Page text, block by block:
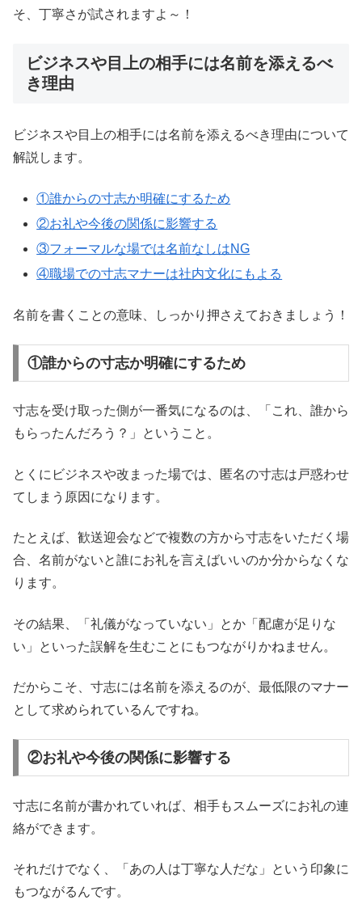
そ、丁寧さが試されますよ～！
ビジネスや目上の相手には名前を添えるべ
き理由
ビジネスや目上の相手には名前を添えるべき理由について
解説します。
①誰からの寸志か明確にするため
②お礼や今後の関係に影響する
③フォーマルな場では名前なしはNG
④職場での寸志マナーは社内文化にもよる
名前を書くことの意味、しっかり押さえておきましょう！
①誰からの寸志か明確にするため
寸志を受け取った側が一番気になるのは、「これ、誰から
もらったんだろう？」ということ。
とくにビジネスや改まった場では、匿名の寸志は戸惑わせ
てしまう原因になります。
たとえば、歓送迎会などで複数の方から寸志をいただく場
合、名前がないと誰にお礼を言えばいいのか分からなくな
ります。
その結果、「礼儀がなっていない」とか「配慮が足りな
い」といった誤解を生むことにもつながりかねません。
だからこそ、寸志には名前を添えるのが、最低限のマナー
として求められているんですね。
②お礼や今後の関係に影響する
寸志に名前が書かれていれば、相手もスムーズにお礼の連
絡ができます。
それだけでなく、「あの人は丁寧な人だな」という印象に
もつながるんです。